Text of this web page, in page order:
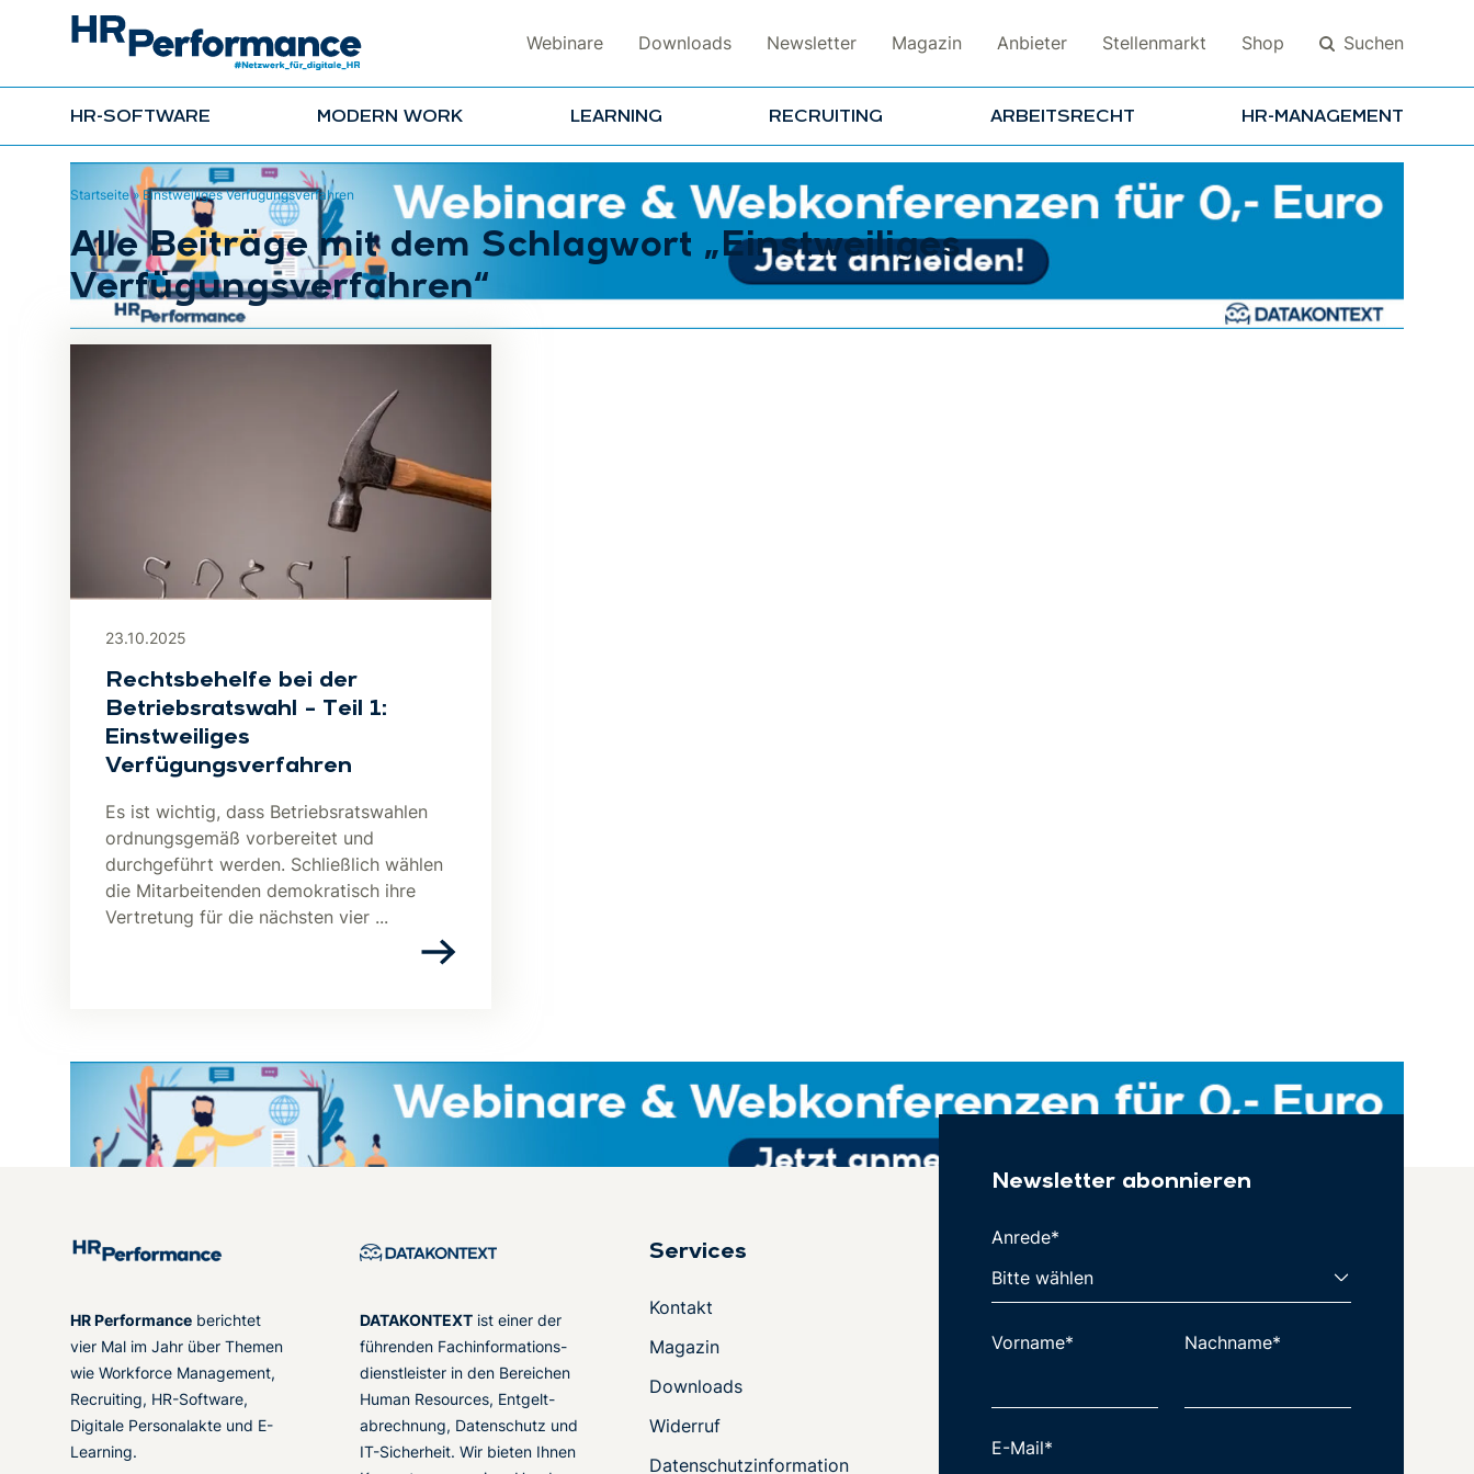
Webinare Downloads Newsletter Magazin Anbieter Stellenmarkt Shop Suchen
HR-SOFTWARE MODERN WORK LEARNING RECRUITING ARBEITSRECHT HR-MANAGEMENT
Suchen
Startseite»Einstweiliges Verfügungsverfahren
Alle Beiträge mit dem Schlagwort „Einstweiliges
Verfügungsverfahren“
23.10.2025
Rechtsbehelfe bei der
Betriebsratswahl – Teil 1:
Einstweiliges
Verfügungsverfahren
Es ist wichtig, dass Betriebsratswahlen
ordnungsgemäß vorbereitet und
durchgeführt werden. Schließlich wählen
die Mitarbeitenden demokratisch ihre
Vertretung für die nächsten vier ...
HR Performance berichtet
vier Mal im Jahr über Themen
wie Workforce Management,
Recruiting, HR-Software,
Digitale Personalakte und E-
Learning.
DATAKONTEXT ist einer der
führenden Fachinformations-
dienstleister in den Bereichen
Human Resources, Entgelt-
abrechnung, Datenschutz und
IT-Sicherheit. Wir bieten Ihnen
Services
Kontakt
Magazin
Downloads
Widerruf
Datenschutzinformation
Newsletter abonnieren
Anrede*
Vorname* Nachname*
E-Mail*